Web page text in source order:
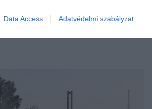
Data Access Adatvédelmi szabályzat